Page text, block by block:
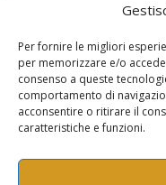
Per fornire le migliori
per memorizzare e/o
consenso a queste
comportamento di
acconsentire o ritirare il
caratteristiche e funzioni.
Per
392